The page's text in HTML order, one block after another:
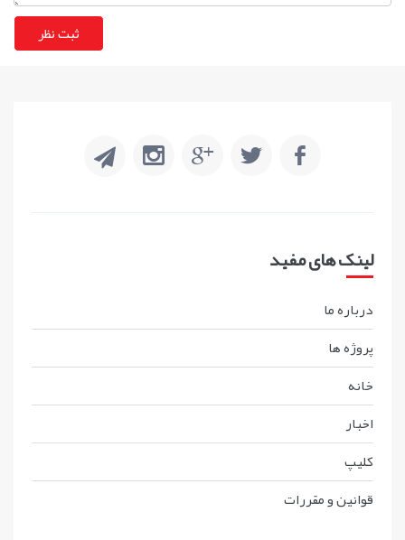
لینک های مفید
درباره ما
پروژه ها
خانه
اخبار
کليپ
قوانين و مقررات